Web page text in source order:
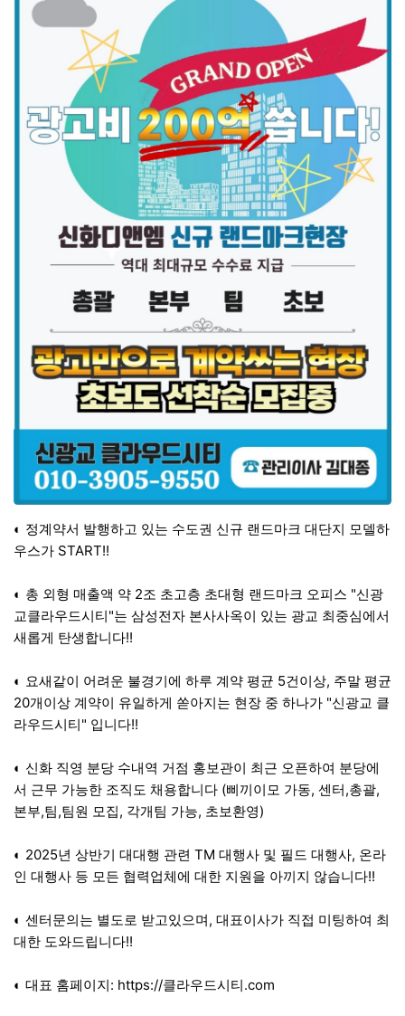
◐ 정계약서 발행하고 있는 수도권 신규 랜드마크 대단지 모델하
우스가 START!!
◐ 총 외형 매출액 약 2조 초고층 초대형 랜드마크 오피스 "신광
교클라우드시티"는 삼성전자 본사사옥이 있는 광교 최중심에서
새롭게 탄생합니다!!
◐ 요새같이 어려운 불경기에 하루 계약 평균 5건이상, 주말 평균
20개이상 계약이 유일하게 쏟아지는 현장 중 하나가 "신광교 클
라우드시티" 입니다!!
◐ 신화 직영 분당 수내역 거점 홍보관이 최근 오픈하여 분당에
서 근무 가능한 조직도 채용합니다 (삐끼이모 가동, 센터,총괄,
본부,팀,팀원 모집, 각개팀 가능, 초보환영)
◐ 2025년 상반기 대대행 관련 TM 대행사 및 필드 대행사, 온라
인 대행사 등 모든 협력업체에 대한 지원을 아끼지 않습니다!!
◐ 센터문의는 별도로 받고있으며, 대표이사가 직접 미팅하여 최
대한 도와드립니다!!
◐ 대표 홈페이지: https://클라우드시티.com